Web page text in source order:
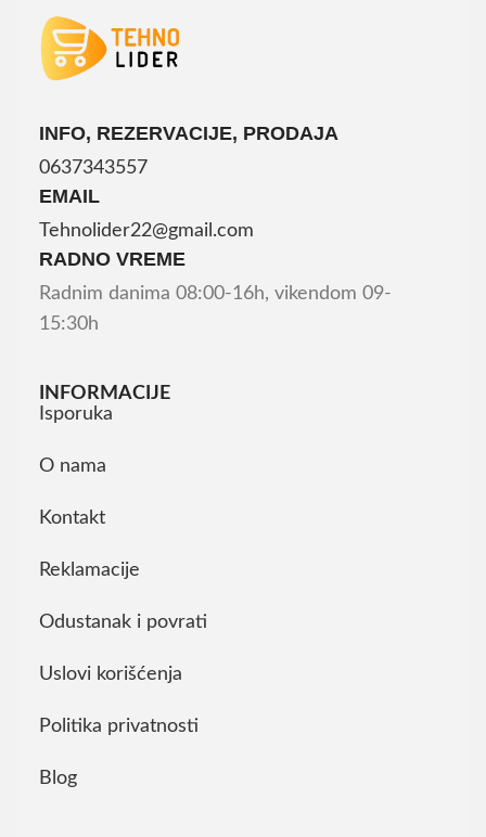
INFO, REZERVACIJE, PRODAJA
0637343557
EMAIL
Tehnolider22@gmail.com
RADNO VREME
Radnim danima 08:00-16h, vikendom 09-
15:30h
INFORMACIJE
Isporuka
O nama
Kontakt
Reklamacije
Odustanak i povrati
Uslovi korišćenja
Politika privatnosti
Blog